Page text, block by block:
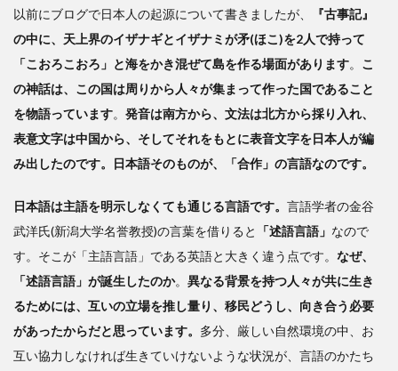
る」
と
「理
き
る」
は違
書
き込
みな
がら
読む
とい
う
「対
話」
以前にブログで日本人の起源について書きましたが、
『古事記』
の中に、天上界のイザナギとイザナミが矛(ほこ)を2人で持って
「こおろこおろ」と海をかき混ぜて島を作る場面があります。 こ
の神話は、この国は周りから人々が集まって作った国であること
を物語っています。 発音は南方から、文法は北方から採り入れ、
表意文字は中国から、そしてそれをもとに表音文字を日本人が編
み出したのです。日本語そのものが、「合作」の言語なのです。
日本語は主語を明示しなくても通じる言語です。 言語学者の金谷
武洋氏(新潟大学名誉教授)の言葉を借りると
「述語言語」 なので
す。そこが「主語言語」である英語と大きく違う点です。 なぜ、
「述語言語」が誕生したのか。 異なる背景を持つ人々が共に生き
るためには、互いの立場を推し量り、移民どうし、向き合う必要
があったからだと思っています。 多分、厳しい自然環境の中、お
互い協力しなければ生きていけないような状況が、言語のかたち